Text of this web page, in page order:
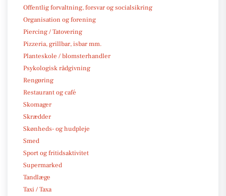
Offentlig forvaltning, forsvar og socialsikring
Organisation og forening
Piercing / Tatovering
Pizzeria, grillbar, isbar mm.
Planteskole / blomsterhandler
Psykologisk rådgivning
Rengøring
Restaurant og café
Skomager
Skrædder
Skønheds- og hudpleje
Smed
Sport og fritidsaktivitet
Supermarked
Tandlæge
Taxi / Taxa